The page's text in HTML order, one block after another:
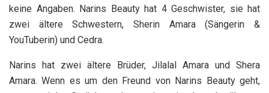
keine Angaben. Narins Beauty hat 4 Geschwister, sie hat
zwei ältere Schwestern, Sherin Amara (Sängerin &
YouTuberin) und Cedra.
Narins hat zwei ältere Brüder, Jilalal Amara und Shera
Amara. Wenn es um den Freund von Narins Beauty geht,